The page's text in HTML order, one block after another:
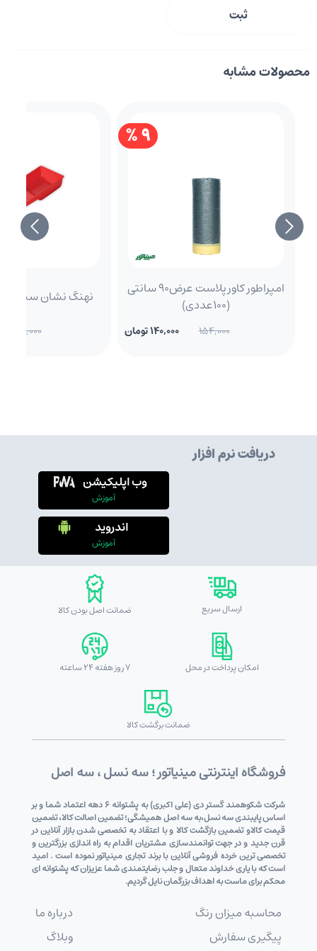
ثبت
محصولات مشابه
9 %
امپراطور کاورپلاست عرض90 سانتی
(100عددی)
154,000 140,000 تومان
نهنگ نشان سینی
100,000
دریافت نرم افزار
وب اپلیکیشن
آموزش
اندروید
آموزش
ارسال سریع ضمانت اصل بودن کالا
امکان پرداخت در محل 7 روز هفته 24 ساعته
ضمانت برگشت کالا
فروشگاه اینترنتی مینیاتور ؛ سه نسل ، سه اصل
شرکت شکوهمند گستر دی (علی اکبری) به پشتوانه 6 دهه اعتماد شما و بر
اساس پایبندی سه نسل،به سه اصل همیشگی؛ تضمین اصالت کالا، تضمین
قیمت کالاو تضمین بازگشت کالا و با اعتقاد به تخصصی شدن بازار آنلاین در
قرن جدید و در جهت توانمندسازی مشتریان اقدام به راه اندازی بزرگترین و
تخصصی ترین خرده فروشی آنلاین با برند تجاری مینیاتور نموده است . امید
است که با یاری خداوند متعال و جلب رضایتمندی شما عزیزان که پشتوانه ای
محکم برای ماست به اهداف بزرگمان نایل گردیم.
محاسبه میزان رنگ
پیگیری سفارش
درباره ما
وبلاگ